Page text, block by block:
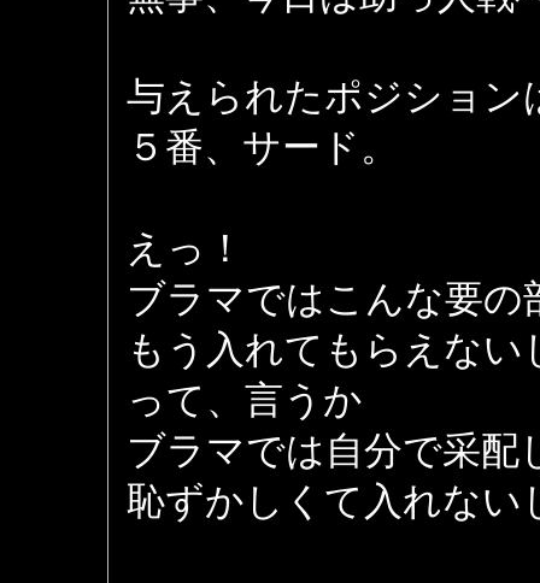
与えられたポジション
５番、サード。
えっ！
ブラマではこんな要の
もう入れてもらえない
って、言うか
ブラマでは自分で采配
恥ずかしくて入れない